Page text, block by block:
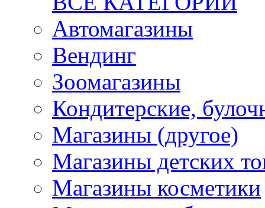
Автомагазины
Вендинг
Зоомагазины
Кондитерские,
Магазины (другое)
Магазины детских
Магазины косметики